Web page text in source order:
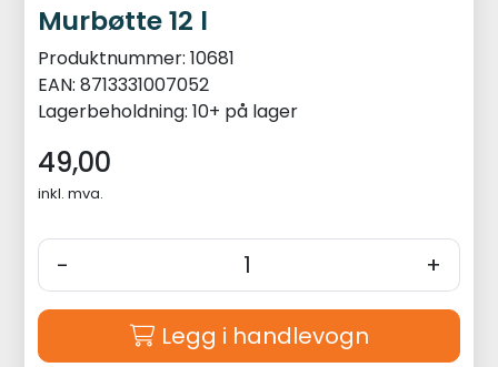
Murbøtte 12 l
Produktnummer: 10681
EAN: 8713331007052
Lagerbeholdning: 10+ på lager
49,00
inkl. mva.
- +
Legg i handlevogn